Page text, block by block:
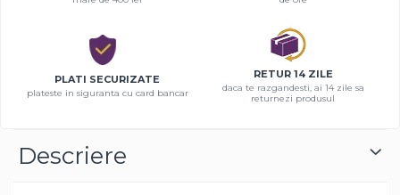
PLATI SECURIZATE
plateste in siguranta cu card bancar
RETUR 14 ZILE
daca te razgandesti, ai 14 zile sa
returnezi produsul
Descriere